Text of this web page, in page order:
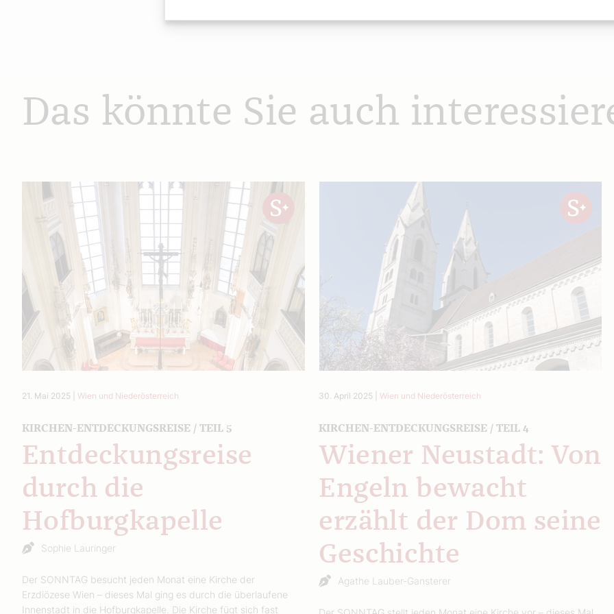
Das könnte Sie auch
21. Mai 2025 Wien und Niederösterreich
KIRCHEN-ENTDECKUNGSREISE / TEIL 5
Entdeckungsreise
durch die
Hofburgkapelle
Sophie Lauringer
Der SONNTAG besucht jeden Monat eine Kirche der
Erzdiözese Wien – dieses Mal ging es durch die überlaufene
Innenstadt in die Hofburgkapelle. Die Kirche fügt sich fast
30. April 2025 Wien und Niederösterreich
KIRCHEN-ENTDECKUNGSREISE / TEIL 4
Wiener Neustadt: Von
Engeln bewacht
erzählt der Dom seine
Geschichte
Agathe Lauber-Gansterer